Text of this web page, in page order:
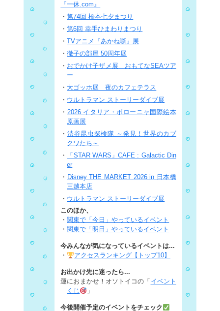
『一休.com』
・第74回 橋本七夕まつり
・第6回 幸手ひまわりまつり
・TVアニメ『あかね噺』展
・徹子の部屋 50周年展
・ おでかけ子ザメ展 おもてなSEAツア
ー
・ 大ゴッホ展 夜のカフェテラス
・ ウルトラマン ストーリーダイブ展
・ 2026 イタリア・ボローニャ国際絵本
原画展
・ 渋谷昆虫探検隊 ～発見！世界のカブ
クワたち～
・
「STAR WARS」CAFE : Galactic Din
er
・ Disney THE MARKET 2026 in 日本橋
三越本店
・ ウルトラマン ストーリーダイブ展
このほか、
・ 関東で「今日」やっているイベント
・ 関東で「明日」やっているイベント
今みんなが気になっているイベントは...
・
アクセスランキング【トップ10】
お出かけ先に迷ったら...
運におまかせ！オソトイコの「 イベント
くじ
」
今後開催予定のイベントをチェック